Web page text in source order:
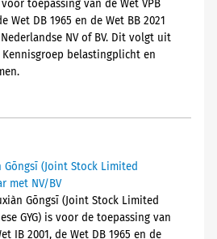
toepassing van de Wet VPB
Wet DB 1965 en de Wet BB 2021
NV of BV. Dit volgt uit
belastingplicht en
Gōngsī (Joint Stock Limited
met NV/BV
Gōngsī (Joint Stock Limited
GYG) is voor de toepassing van
IB 2001, de Wet DB 1965 en de